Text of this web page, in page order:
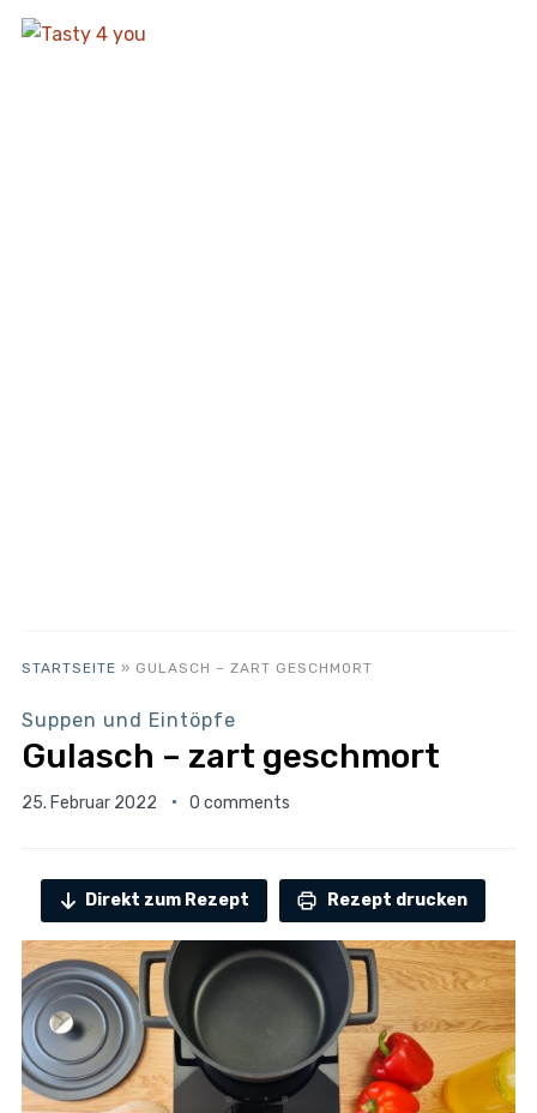
STARTSEITE » GULASCH – ZART GESCHMORT
Suppen und Eintöpfe
Gulasch – zart geschmort
25. Februar 2022 0 comments
Direkt zum Rezept Rezept drucken